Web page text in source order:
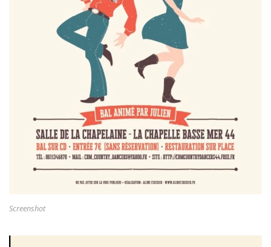
Screenshot